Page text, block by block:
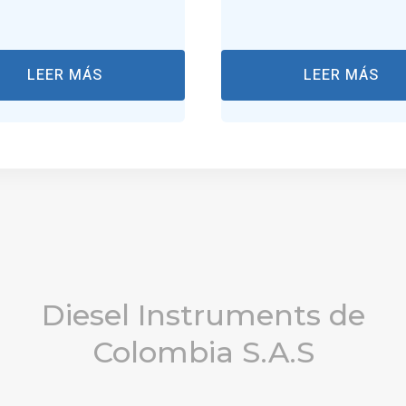
LEER MÁS LEER MÁS
Diesel Instruments de
Colombia S.A.S